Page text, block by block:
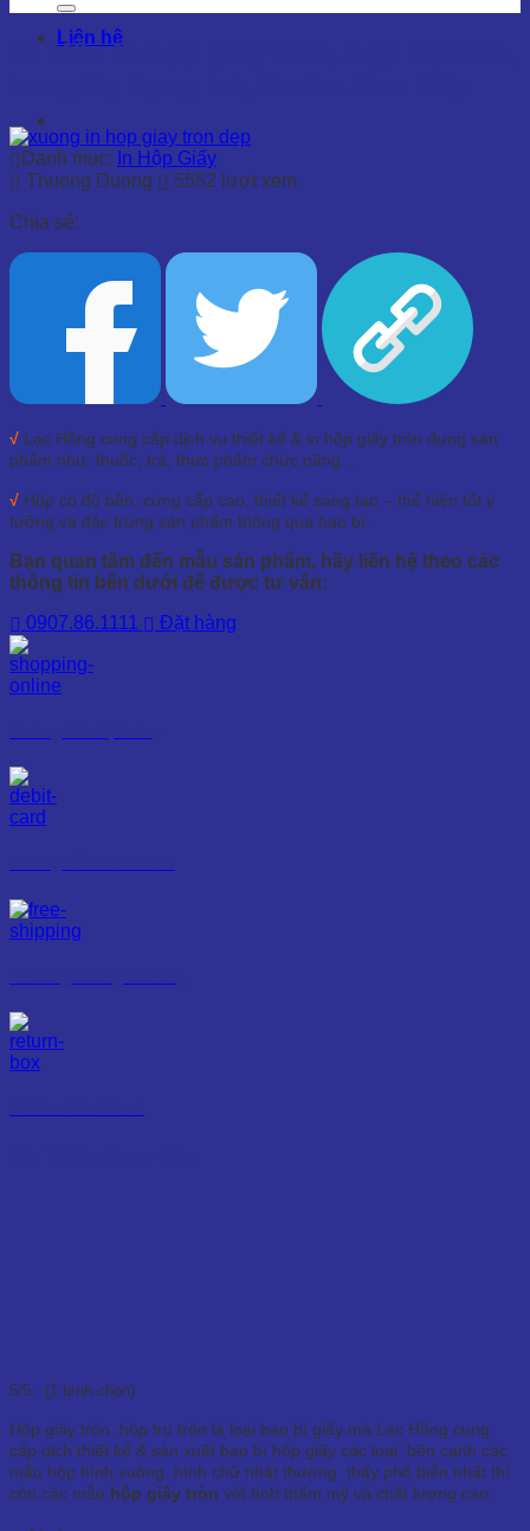
Liên hệ
99 Mẫu In hộp giấy tròn, hộp trụ tròn,
Danh mục: In Hộp Giấy
Thuong Duong
5552 lượt xem
Chia sẻ:
√ Lạc Hồng cung cấp dịch vụ thiết kế & in hộp giấy tròn đựng sản
phẩm như: thuốc, trà, thực phẩm chức năng…
√ Hộp có độ bền, cứng cấp cao, thiết kế sáng tạo – thể hiện tốt ý
tưởng và đặc trưng sản phẩm thông qua bao bì.
Bạn quan tâm đến mẫu sản phẩm, hãy liên hệ theo các
thông tin bên dưới để được tư vấn:
0907.86.1111
Đặt hàng
5/5 - (1 bình chọn)
Hộp giấy tròn, hộp trụ tròn là loại bao bì giấy mà Lạc Hồng cung
cấp dịch thiết kế & sản xuất bao bì hộp giấy các loại, bên cạnh các
mẫu hộp hình vuông, hình chữ nhật thường thấy phổ biến nhất thì
còn các mẫu hộp giấy tròn với tính thẩm mỹ và chất lượng cao.